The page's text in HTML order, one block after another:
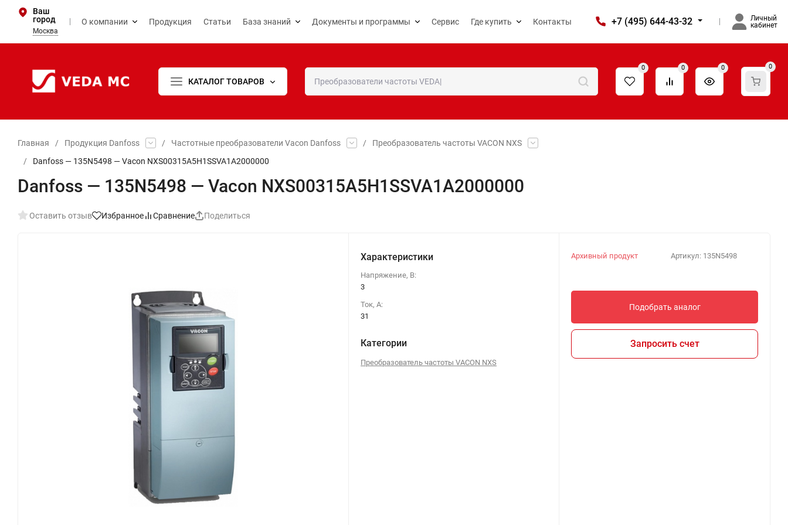
Ваш
город
Москва
О компании Продукция Статьи База знаний Документы и программы Сервис Где купить Контакты +7 (495) 644-43-32
Личный
кабинет
КАТАЛОГ ТОВАРОВ
0 0 0 0
Главная / Продукция Danfoss / Частотные преобразователи Vacon Danfoss /
Преобразователь частоты VACON NXS
/
Danfoss — 135N5498 — Vacon NXS00315A5H1SSVA1A2000000
Danfoss — 135N5498 — Vacon NXS00315A5H1SSVA1A2000000
Оставить отзыв Избранное Сравнение Поделиться
Характеристики
Напряжение, В:
3
Ток, А:
31
Категории
Преобразователь частоты VACON NXS
Артикул: 135N5498
Архивный продукт
Подобрать аналог
Запросить счет